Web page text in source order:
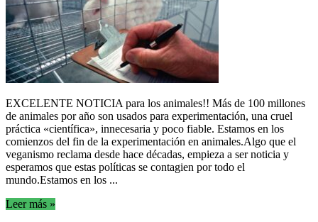
EXCELENTE NOTICIA para los animales!! Más de 100 millones
de animales por año son usados para experimentación, una cruel
práctica «científica», innecesaria y poco fiable. Estamos en los
comienzos del fin de la experimentación en animales.Algo que el
veganismo reclama desde hace décadas, empieza a ser noticia y
esperamos que estas políticas se contagien por todo el
mundo.Estamos en los ...
Leer más »